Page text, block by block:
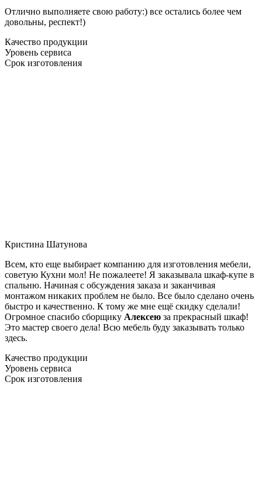
Отлично выполняете свою работу:) все остались более чем
довольны, респект!)
Качество продукции
Уровень сервиса
Срок изготовления
Кристина Шатунова
Всем, кто еще выбирает компанию для изготовления мебели,
советую Кухни мол! Не пожалеете! Я заказывала шкаф-купе в
спальню. Начиная с обсуждения заказа и заканчивая
монтажом никаких проблем не было. Все было сделано очень
быстро и качественно. К тому же мне ещё скидку сделали!
Огромное спасибо сборщику Алексею за прекрасный шкаф!
Это мастер своего дела! Всю мебель буду заказывать только
здесь.
Качество продукции
Уровень сервиса
Срок изготовления